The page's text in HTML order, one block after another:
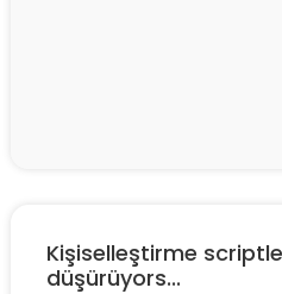
Kişiselleştirme
düşürüyors...